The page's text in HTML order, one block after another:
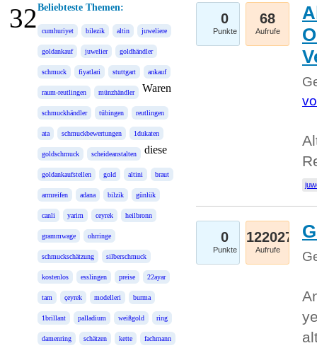
Beliebteste Themen:
cumhuriyet bilezik altin juweliere
goldankauf juwelier goldhändler
schmuck fiyatlari stuttgart ankauf
raum-reutlingen münzhändler
schmuckhändler tübingen reutlingen
ata schmuckbewertungen 1dukaten
goldschmuck scheideanstalten
goldankaufstellen gold altini braut
armreifen adana bilzik günlük
canli yarim ceyrek heilbronn
grammwage ohrringe
schmuckschätzung silberschmuck
kostenlos esslingen preise 22ayar
tam çeyrek modelleri burma
1brillant palladium weißgold ring
damenring schätzen kette fachmann
Waren
diese
0
Punkte
68
Aufrufe
0
Punkte
122027
Aufrufe
32